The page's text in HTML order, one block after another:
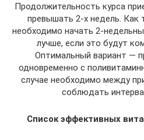
Продолжительность курса
превышать 2-х недель. Как
необходимо начать 2-
лучше, если это будут
Оптимальный вариант —
одновременно с
случае необходимо между
соблюдать
Список эффективных